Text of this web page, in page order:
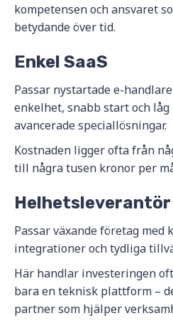
kompetensen och ansvaret
betydande över tid.
Enkel SaaS
Passar nystartade e-
enkelhet, snabb start och
avancerade speciallösningar.
Kostnaden ligger ofta från
till några tusen kronor per
Helhetsleverantör
Passar växande företag med
integrationer och tydliga
Här handlar investeringen
bara en teknisk plattform –
partner som hjälper